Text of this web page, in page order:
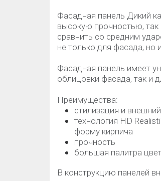
Фасадная панель Дикий
высокую прочностью,
сравнить со средним
не только для фасада, но
Фасадная панель имеет
облицовки фасада, так и
Преимущества:
стилизация и
технология HD
форму кирпича
прочность
большая палитра
В конструкцию панелей